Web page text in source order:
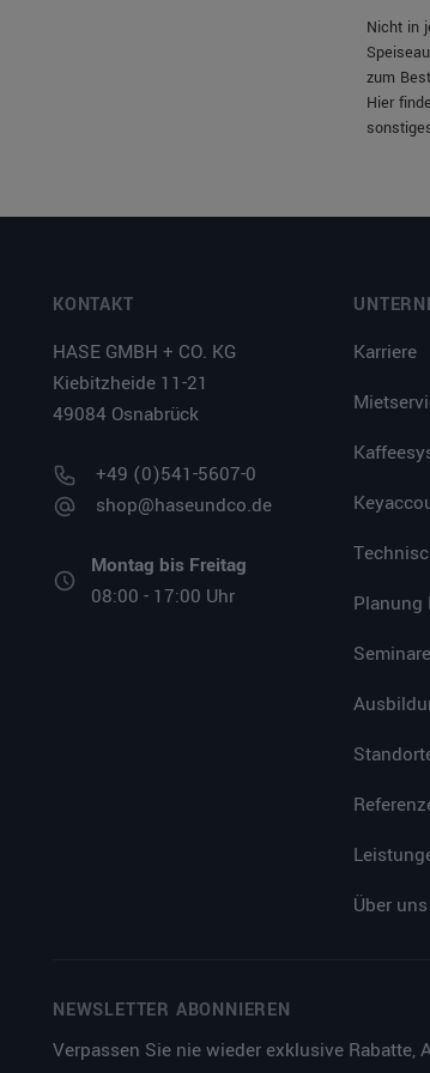
Nicht in
zum
Hier
KONTAKT
HASE GMBH + CO. KG
Kiebitzheide 11-21
49084 Osnabrück
+49 (0)541-5607-0
shop@haseundco.de
Montag bis Freitag
08:00 - 17:00 Uhr
Karriere
Planung
Seminare
Über uns
NEWSLETTER ABONNIEREN
Verpassen Sie nie wieder exklusive Rabatte,